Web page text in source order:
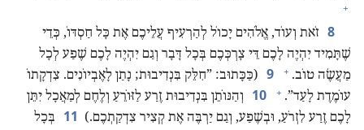
+
8 זֹאת וְעוֹד,‏ אֱלֹהִים יָכוֹל לְהַרְעִיף עֲלֵיכֶם אֶת כָּל חַסְדּוֹ,‏ כְּדֵי
שֶׁתָּמִיד יִהְיֶה לָכֶם דֵּי צָרְכְּכֶם בְּכָל דָּבָר וְגַם יִהְיֶה לָכֶם שֶׁפַע לְכָל
מַעֲשֶׂה טוֹב.‏ +
9 ‏(‏כַּכָּתוּב:‏ ”‏חִלֵּק בִּנְדִיבוּת;‏ נָתַן לָאֶבְיוֹנִים.‏ צִדְקָתוֹ
עוֹמֶדֶת לָעַד”‏.‏ +
10
וְהַנּוֹתֵן בִּנְדִיבוּת זֶרַע לַזּוֹרֵעַ וְלֶחֶם לְמַאֲכָל יִתֵּן
לָכֶם זֶרַע לִזְרֹעַ,‏ וּבְשֶׁפַע,‏ וְגַם יַרְבֶּה אֶת קְצִיר צִדְקַתְכֶם.‏)‏ 11
בְּכָל